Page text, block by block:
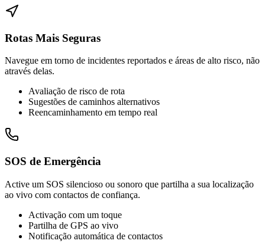
Rotas Mais Seguras
Navegue em torno de incidentes reportados e áreas de alto risco, não
através delas.
Avaliação de risco de rota
Sugestões de caminhos alternativos
Reencaminhamento em tempo real
SOS de Emergência
Active um SOS silencioso ou sonoro que partilha a sua localização
ao vivo com contactos de confiança.
Activação com um toque
Partilha de GPS ao vivo
Notificação automática de contactos